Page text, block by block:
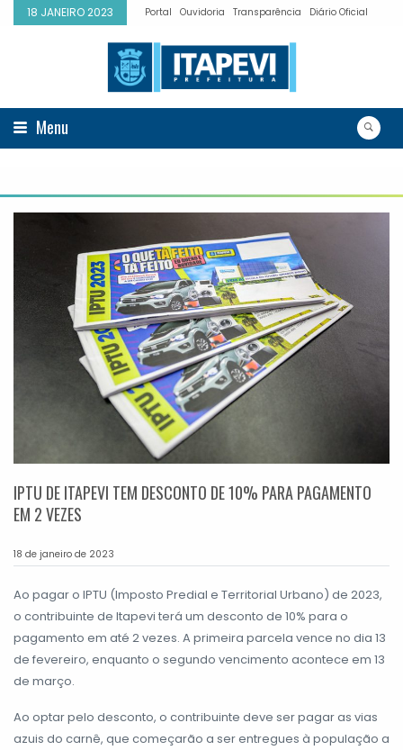
18 JANEIRO 2023 Portal Ouvidoria Transparência Diário Oficial
Menu
IPTU DE ITAPEVI TEM DESCONTO DE 10% PARA PAGAMENTO
EM 2 VEZES
18 de janeiro de 2023
Ao pagar o IPTU (Imposto Predial e Territorial Urbano) de 2023,
o contribuinte de Itapevi terá um desconto de 10% para o
pagamento em até 2 vezes. A primeira parcela vence no dia 13
de fevereiro, enquanto o segundo vencimento acontece em 13
de março.
Ao optar pelo desconto, o contribuinte deve ser pagar as vias
azuis do carnê, que começarão a ser entregues à população a